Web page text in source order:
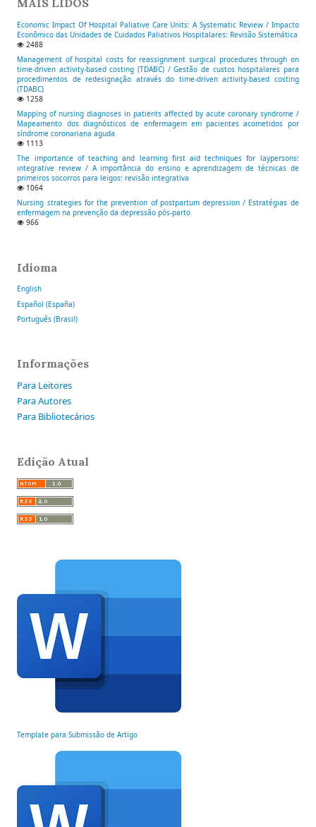
MAIS LIDOS
Economic Impact Of Hospital Paliative Care Units: A Systematic Review / Impacto
Econômico das Unidades de Cuidados Paliativos Hospitalares: Revisão Sistemática
2488
Management of hospital costs for reassignment surgical procedures through on
time-driven activity-based costing (TDABC) / Gestão de custos hospitalares para
procedimentos de redesignação através do time-driven activity-based costing
(TDABC)
1258
Mapping of nursing diagnoses in patients affected by acute coronary syndrome /
Mapeamento dos diagnósticos de enfermagem em pacientes acometidos por
síndrome coronariana aguda
1113
The importance of teaching and learning first aid techniques for laypersons:
integrative review / A importância do ensino e aprendizagem de técnicas de
primeiros socorros para leigos: revisão integrativa
1064
Nursing strategies for the prevention of postpartum depression / Estratégias de
enfermagem na prevenção da depressão pós-parto
966
Idioma
English
Español (España)
Português (Brasil)
Informações
Para Leitores
Para Autores
Para Bibliotecários
Edição Atual
Template para Submissão de Artigo